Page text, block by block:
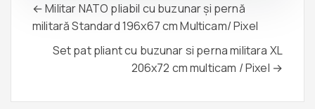
← Militar NATO pliabil cu buzunar și pernă
militară Standard 196x67 cm Multicam/ Pixel
Set pat pliant cu buzunar si perna militara XL
206x72 cm multicam / Pixel →